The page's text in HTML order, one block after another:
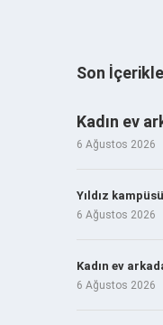
Son
Kadın ev
6 Ağustos 2026
Yıldız
6 Ağustos 2026
Kadın ev
6 Ağustos 2026